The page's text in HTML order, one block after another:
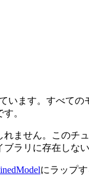
います。すべて
。
ません。このチ
ラリに存在しな
にラップ